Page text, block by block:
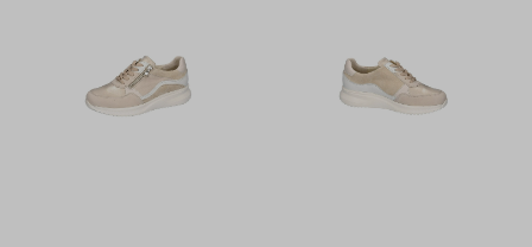
Wijdte